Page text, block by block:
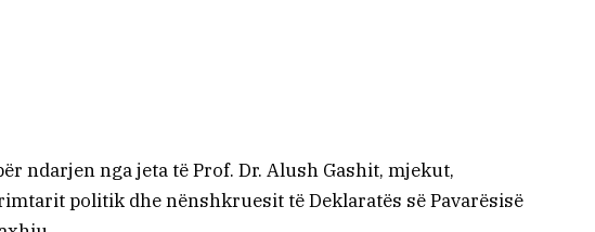
ndarjen nga jeta të Prof. Dr. Alush Gashit, mjekut,
politik dhe nënshkruesit të Deklaratës së Pavarësisë